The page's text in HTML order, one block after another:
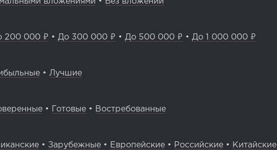
200 000 ₽ • До 300 000 ₽ • До 500 000 ₽ • До 1 000 000 ₽
• Лучшие
• Готовые • Востребованные
• Зарубежные • Европейские • Российские • Китайские